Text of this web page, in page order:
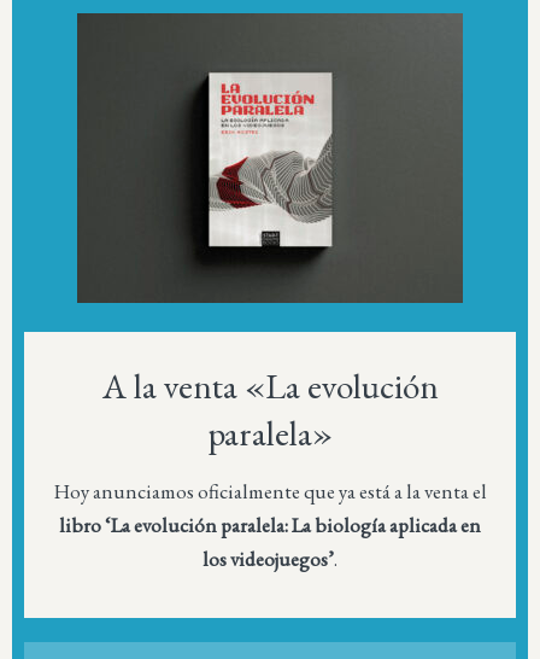
A la venta «La evolución
paralela»
Hoy anunciamos oficialmente que ya está a la venta el
libro ‘La evolución paralela: La biología aplicada en
los videojuegos’.